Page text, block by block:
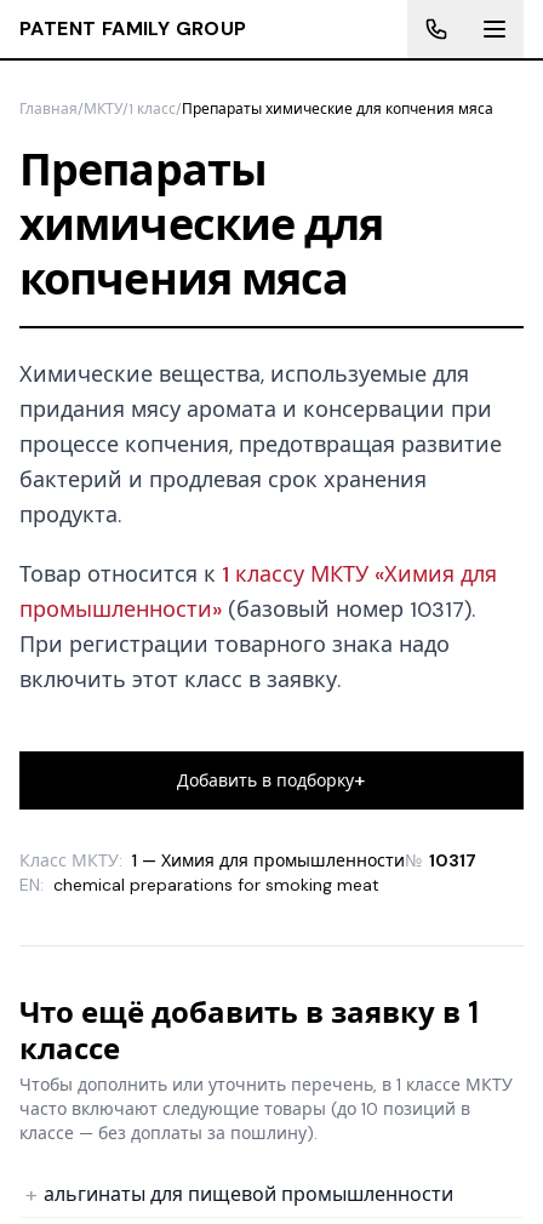
PATENT FAMILY GROUP
Главная/МКТУ/1 класс/Препараты химические для копчения мяса
Препараты
химические для
копчения мяса
Химические вещества, используемые для
придания мясу аромата и консервации при
процессе копчения, предотвращая развитие
бактерий и продлевая срок хранения
продукта.
Товар относится к 1 классу МКТУ «Химия для
промышленности» (базовый номер 10317).
При регистрации товарного знака надо
включить этот класс в заявку.
Добавить в подборку+
Класс МКТУ: 1 — Химия для промышленности№ 10317
EN: chemical preparations for smoking meat
Что ещё добавить в заявку в 1
классе
Чтобы дополнить или уточнить перечень, в 1 классе МКТУ
часто включают следующие товары (до 10 позиций в
классе — без доплаты за пошлину).
альгинаты для пищевой промышленности